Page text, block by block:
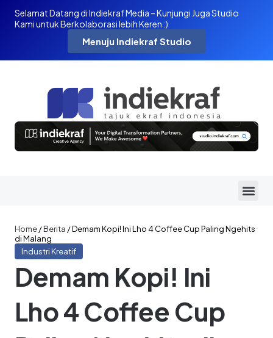
Selamat Datang di Indiekraf Media – Kunjungi Juga Studio
Kami untuk Berkolaborasi lebih Keren :)
Menuju Indiekraf Studio
Home/Berita /Demam Kopi! Ini Lho 4 Coffee Cup Paling Ngehits
di Malang
Industri Kreatif
Demam Kopi! Ini
Lho 4 Coffee Cup